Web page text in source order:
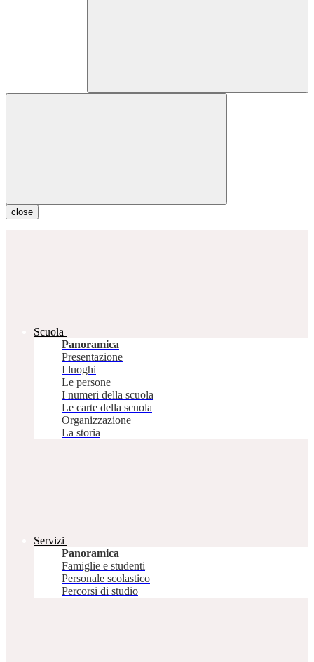
close
Scuola
Panoramica
Presentazione
I luoghi
Le persone
I numeri della scuola
Le carte della scuola
Organizzazione
La storia
Servizi
Panoramica
Famiglie e studenti
Personale scolastico
Percorsi di studio